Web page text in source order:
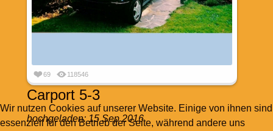
69 118546
Carport 5-3
hochgeladen:15 Sep 2016
Wir nutzen Cookies auf unserer Website. Einige von ihnen sind
essenziell für den Betrieb der Seite, während andere uns